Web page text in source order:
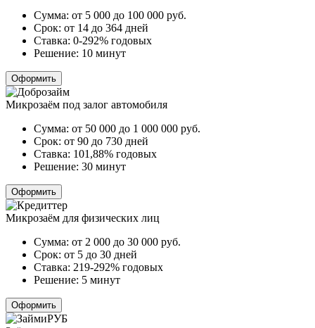
Сумма: от 5 000 до 100 000 руб.
Срок: от 14 до 364 дней
Ставка: 0-292% годовых
Решение: 10 минут
Оформить
Микрозаём под залог автомобиля
Сумма: от 50 000 до 1 000 000 руб.
Срок: от 90 до 730 дней
Ставка: 101,88% годовых
Решение: 30 минут
Оформить
Микрозаём для физических лиц
Сумма: от 2 000 до 30 000 руб.
Срок: от 5 до 30 дней
Ставка: 219-292% годовых
Решение: 5 минут
Оформить